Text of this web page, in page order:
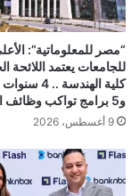
“مصر للمعلوماتية”:
للجامعات يعتمد اللائحة
كلية الهندسة
و5 برامج تواكب وظائف المستقبل
9 أغسطس، 2026